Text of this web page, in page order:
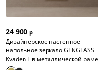
24 900 р
Дизайнерское настенное
напольное зеркало GENGLASS
Kvaden L в металлической раме